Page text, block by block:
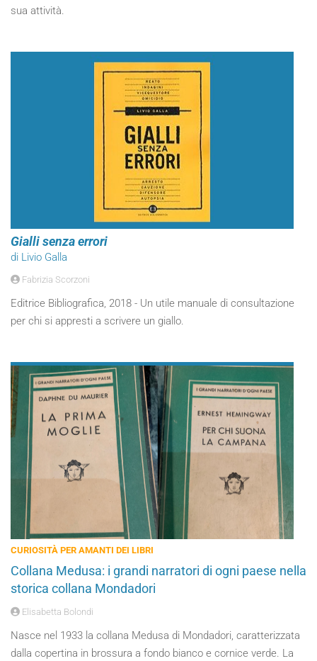
sua attività.
Gialli senza errori
di Livio Galla
Fabrizia Scorzoni
Editrice Bibliografica, 2018 - Un utile manuale di consultazione
per chi si appresti a scrivere un giallo.
CURIOSITÀ PER AMANTI DEI LIBRI
Collana Medusa: i grandi narratori di ogni paese nella
storica collana Mondadori
Elisabetta Bolondi
Nasce nel 1933 la collana Medusa di Mondadori, caratterizzata
dalla copertina in brossura a fondo bianco e cornice verde. La